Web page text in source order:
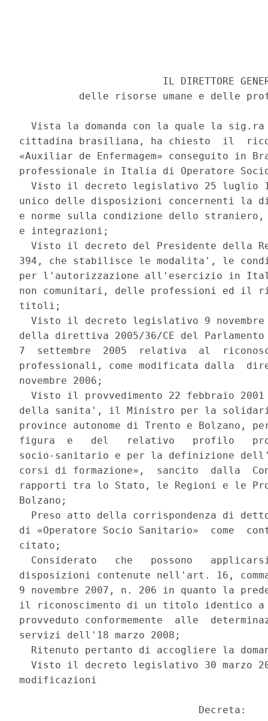
IL DIRETTORE
delle risorse umane e delle
Vista la domanda con la quale la
cittadina brasiliana, ha chiesto  il
«Auxiliar de Enfermagem» conseguito
professionale in Italia di Operatore
Visto il decreto legislativo 25 luglio
unico delle disposizioni concernenti la
e norme sulla condizione dello
e integrazioni;
Visto il decreto del Presidente della
394, che stabilisce le modalita', le
per l'autorizzazione all'esercizio in
non comunitari, delle professioni ed il
titoli;
Visto il decreto legislativo 9
della direttiva 2005/36/CE del
7  settembre  2005  relativa  al
professionali, come modificata dalla
novembre 2006;
Visto il provvedimento 22 febbraio
della sanita', il Ministro per la
province autonome di Trento e Bolzano,
figura  e   del   relativo   profilo
socio-sanitario e per la definizione
corsi di formazione»,  sancito  dalla
rapporti tra lo Stato, le Regioni e le
Bolzano;
Preso atto della corrispondenza di
di «Operatore Socio Sanitario»  come
citato;
Considerato   che   possono
disposizioni contenute nell'art. 16,
9 novembre 2007, n. 206 in quanto la
il riconoscimento di un titolo
provveduto conformemente  alle
servizi dell'18 marzo 2008;
Ritenuto pertanto di accogliere la
Visto il decreto legislativo 30 marzo
modificazioni
                              Decreta: